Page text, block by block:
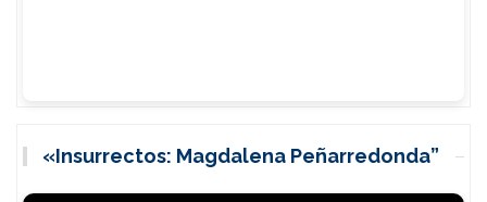
«Insurrectos: Magdalena Peñarredonda”